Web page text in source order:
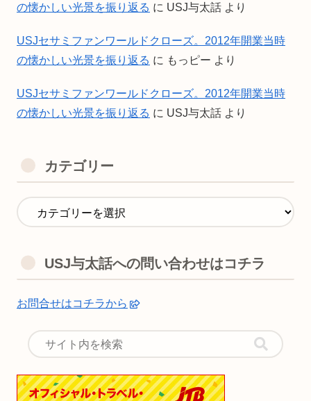
の懐かしい光景を振り返る に USJ与太話 より
USJセサミファンワールドクローズ。2012年開業当時
の懐かしい光景を振り返る に もっピー より
USJセサミファンワールドクローズ。2012年開業当時
の懐かしい光景を振り返る に USJ与太話 より
カテゴリー
USJ与太話への問い合わせはコチラ
お問合せはコチラから